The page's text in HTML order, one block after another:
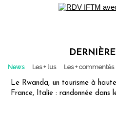
DERNIÈRE
News Les + lus Les + commentés
Le Rwanda, un tourisme à
France, Italie : randonnée dans